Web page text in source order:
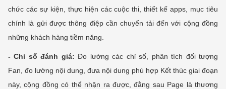
chức các sự kiện, thực hiện các cuộc thi, thiết kế apps, mục tiêu
chính là gửi được thông điệp cần chuyển tải đến với cộng đồng
những khách hàng tiềm năng.
- Chỉ số đánh giá:Đo lường các chỉ số, phân tích đối tượng
Fan, đo lường nội dung, đưa nội dung phù hợp Kết thúc giai đoạn
này, cộng đồng có thể nhận ra được, đằng sau Page là thương